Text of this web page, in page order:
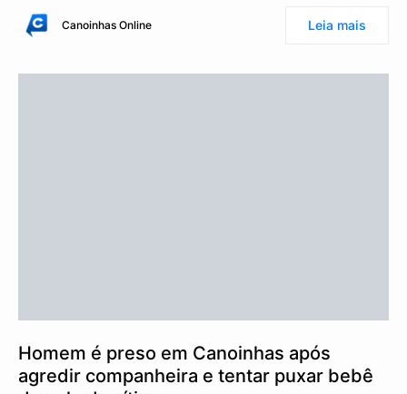
Canoinhas Online Leia mais
Homem é preso em Canoinhas após
agredir companheira e tentar puxar bebê